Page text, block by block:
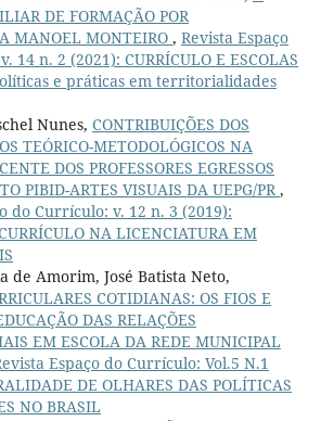
DE FORMAÇÃO POR
MANOEL MONTEIRO , Revista Espaço
14 n. 2 (2021): CURRÍCULO E ESCOLAS
e práticas em territorialidades
Nunes, CONTRIBUIÇÕES DOS
TEÓRICO-METODOLÓGICOS NA
DOS PROFESSORES EGRESSOS
PIBID-ARTES VISUAIS DA UEPG/PR,
do Currículo: v. 12 n. 3 (2019):
NA LICENCIATURA EM
de Amorim, José Batista Neto,
COTIDIANAS: OS FIOS E
DAS RELAÇÕES
EM ESCOLA DA REDE MUNICIPAL
Espaço do Currículo: Vol.5 N.1
DE OLHARES DAS POLÍTICAS
NO BRASIL